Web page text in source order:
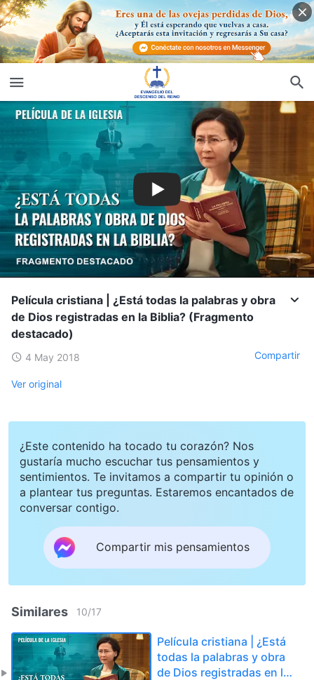
Película cristiana | ¿Está todas la palabras y obra
de Dios registradas en la Biblia? (Fragmento
destacado)
4 May 2018 Compartir
Ver original
¿Este contenido ha tocado tu corazón? Nos
gustaría mucho escuchar tus pensamientos y
sentimientos. Te invitamos a compartir tu opinión o
a plantear tus preguntas. Estaremos encantados de
conversar contigo.
Compartir mis pensamientos
Similares 10/17
Película cristiana | ¿Está
todas la palabras y obra
de Dios registradas en la